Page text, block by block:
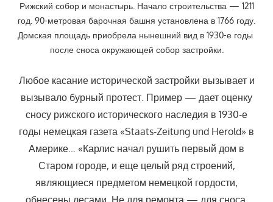
Рижский собор и монастырь. Начало строительства — 1211
год. 90-метровая барочная башня установлена в 1766 году.
Домская площадь приобрела нынешний вид в 1930-е годы
после сноса окружающей собор застройки.
Любое касание исторической застройки вызывает и
вызывало бурный протест. Пример — дает оценку
сносу рижского исторического наследия в 1930-е
годы немецкая газета «Staats-Zeitung und Herold» в
Америке… «Карлис начал рушить первый дом в
Старом городе, и еще целый ряд строений,
являющиеся предметом немецкой гордости,